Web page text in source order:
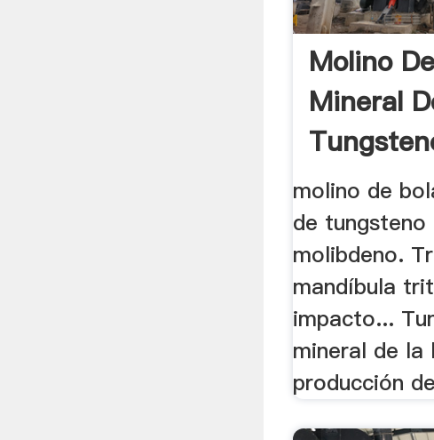
Molino
Mineral
molino de
de tungsteno
molibdeno.
mandíbula
impacto...
mineral de la
producción